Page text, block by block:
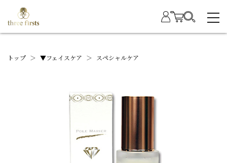
トップ ＞ ▼フェイスケア ＞ スペシャルケア